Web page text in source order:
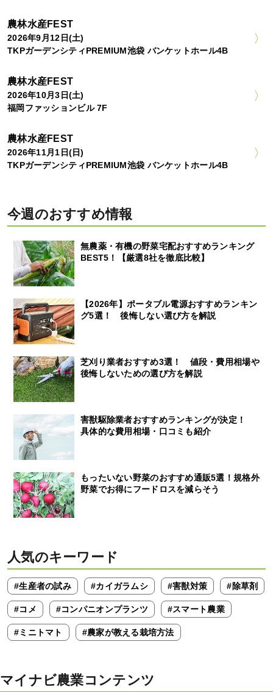
農林水産FEST
2026年9月12日(土)
TKPガーデンシティPREMIUM池袋 バンケットホール4B
農林水産FEST
2026年10月3日(土)
福岡ファッションビル 7F
農林水産FEST
2026年11月1日(日)
TKPガーデンシティPREMIUM池袋 バンケットホール4B
今週のおすすめ情報
無農薬・有機の野菜宅配おすすめランキング
BEST5！【厳選8社を徹底比較】
【2026年】ポータブル電源おすすめランキン
グ5選！ 後悔しない選び方を解説
芝刈り業者おすすめ3選！ 値段・費用相場や
後悔しないための選び方を解説
害獣駆除業者おすすめランキングが決定！
具体的な費用相場・口コミも紹介
もったいない野菜のおすすめ通販5選！規格外
野菜でお得にフードロスを減らそう
人気のキーワード
#生産者の試み #カイガラムシ #害獣対策 #除草剤
#コメ #コンパニオンプランツ #スマート農業
#ミニトマト #農家が教える栽培方法
マイナビ農業コンテンツ